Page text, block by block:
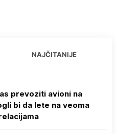
NAJČITANIJE
prevoziti avioni na
bi da lete na veoma